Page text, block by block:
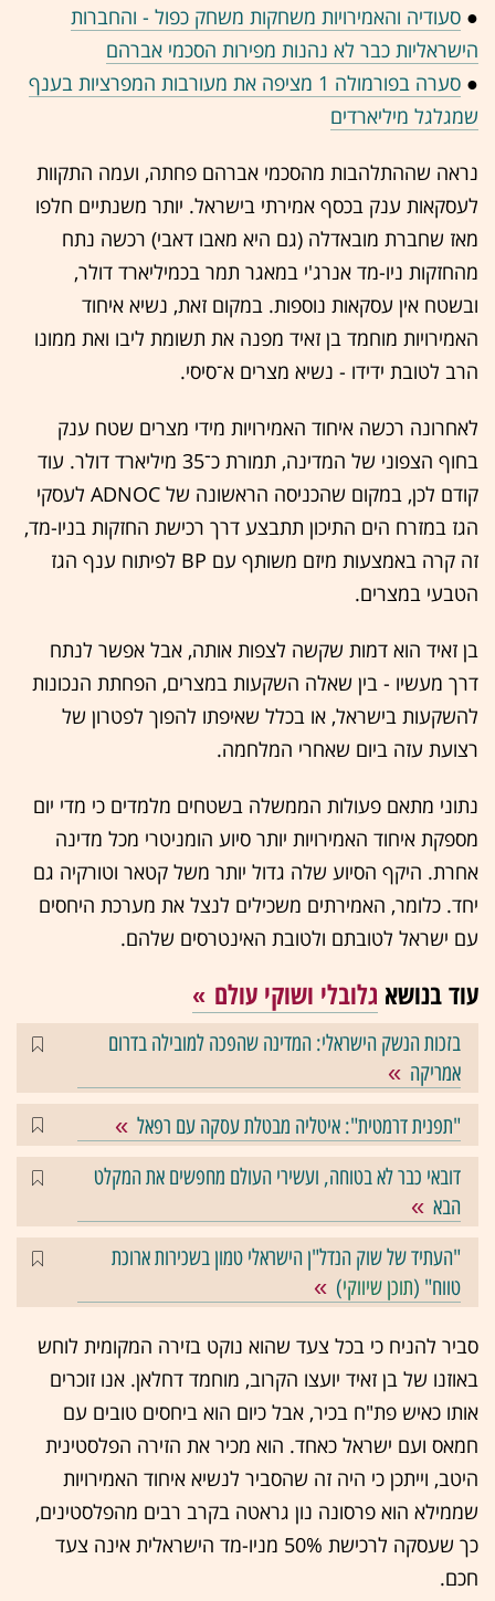
● סעודיה והאמירויות משחקות משחק כפול - והחברות
הישראליות כבר לא נהנות מפירות הסכמי אברהם
●
סערה בפורמולה 1 מציפה את מעורבות המפרציות בענף
שמגלגל מיליארדים
נראה שההתלהבות מהסכמי אברהם פחתה, ועמה התקוות
לעסקאות ענק בכסף אמירתי בישראל. יותר משנתיים חלפו
מאז שחברת מובאדלה (גם היא מאבו דאבי) רכשה נתח
מהחזקות ניו-מד אנרג'י במאגר תמר בכמיליארד דולר,
ובשטח אין עסקאות נוספות. במקום זאת, נשיא איחוד
האמירויות מוחמד בן זאיד מפנה את תשומת ליבו ואת ממונו
הרב לטובת ידידו - נשיא מצרים א־סיסי.
לאחרונה רכשה איחוד האמירויות מידי מצרים שטח ענק
בחוף הצפוני של המדינה, תמורת כ־35 מיליארד דולר. עוד
קודם לכן, במקום שהכניסה הראשונה של ADNOC לעסקי
הגז במזרח הים התיכון תתבצע דרך רכישת החזקות בניו-מד,
זה קרה באמצעות מיזם משותף עם BP לפיתוח ענף הגז
הטבעי במצרים.
בן זאיד הוא דמות שקשה לצפות אותה, אבל אפשר לנתח
דרך מעשיו - בין שאלה השקעות במצרים, הפחתת הנכונות
להשקעות בישראל, או בכלל שאיפתו להפוך לפטרון של
רצועת עזה ביום שאחרי המלחמה.
נתוני מתאם פעולות הממשלה בשטחים מלמדים כי מדי יום
מספקת איחוד האמירויות יותר סיוע הומניטרי מכל מדינה
אחרת. היקף הסיוע שלה גדול יותר משל קטאר וטורקיה גם
יחד. כלומר, האמירתים משכילים לנצל את מערכת היחסים
עם ישראל לטובתם ולטובת האינטרסים שלהם.
עוד בנושא גלובלי ושוקי עולם
בזכות הנשק הישראלי: המדינה שהפכה למובילה בדרום
אמריקה
"תפנית דרמטית": איטליה מבטלת עסקה עם רפאל
דובאי כבר לא בטוחה, ועשירי העולם מחפשים את המקלט
הבא
"העתיד של שוק הנדל"ן הישראלי טמון בשכירות ארוכת
טווח" (תוכן שיווקי)
סביר להניח כי בכל צעד שהוא נוקט בזירה המקומית לוחש
באוזנו של בן זאיד יועצו הקרוב, מוחמד דחלאן. אנו זוכרים
אותו כאיש פת"ח בכיר, אבל כיום הוא ביחסים טובים עם
חמאס ועם ישראל כאחד. הוא מכיר את הזירה הפלסטינית
היטב, וייתכן כי היה זה שהסביר לנשיא איחוד האמירויות
שממילא הוא פרסונה נון גראטה בקרב רבים מהפלסטינים,
כך שעסקה לרכישת 50% מניו-מד הישראלית אינה צעד
חכם.